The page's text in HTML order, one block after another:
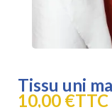
10,00 €TTC